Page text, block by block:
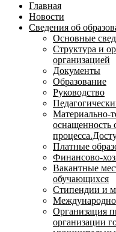
Главная
Новости
Сведения об
Основные
Структура и
организацией
Документы
Образование
Руководство
Материально-
оснащенность
Платные
Финансово-
Вакантные
обучающихся
Стипендии и
Организация
организации